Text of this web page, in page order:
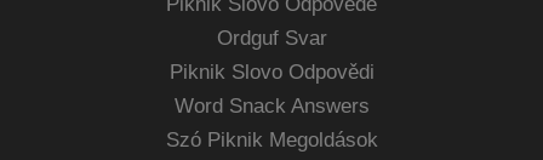
Ordguf Svar
Piknik Slovo Odpovědi
Word Snack Answers
Szó Piknik Megoldások